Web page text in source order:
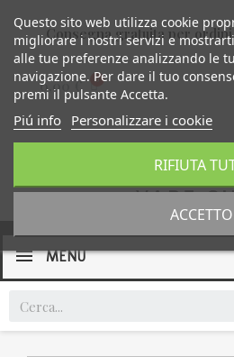
Consegna gratuita per
0,00 €
MENU
Questo sito web utilizza cookie
migliorare i nostri servizi e
alle tue preferenze analizzando le
navigazione. Per dare il tuo
premi il pulsante Accetta.
Piú info Personalizzare i cookie
RIFIUTA
ACCETTO